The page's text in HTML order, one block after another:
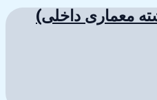
معماری داخلی)